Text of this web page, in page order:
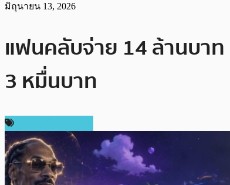
มิถุนายน 13, 2026
แฟนคลับจ่าย 14 ล้านบาท
3 หมื่นบาท